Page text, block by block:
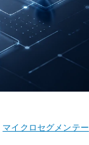
マイクロセグメンテー